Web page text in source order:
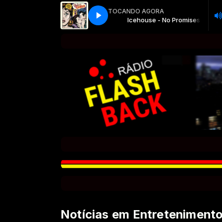
TOCANDO AGORA
Icehouse - No Promises Icehouse - No Promises
Notícias em